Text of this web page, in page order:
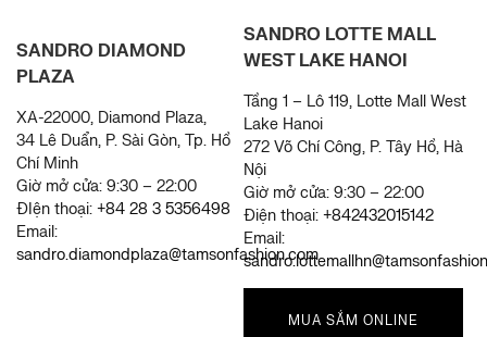
SANDRO LOTTE MALL
WEST LAKE HANOI
Tầng 1 – Lô 119, Lotte Mall West
Lake Hanoi
272 Võ Chí Công, P. Tây Hồ, Hà
Nội
Giờ mở cửa: 9:30 – 22:00
Điện thoại: +842432015142
Email:
MUA SẮM ONLINE
SANDRO DIAMOND
PLAZA
XA-22000, Diamond Plaza,
34 Lê Duẩn, P. Sài Gòn, Tp. Hồ
Chí Minh
Giờ mở cửa: 9:30 – 22:00
ĐIện thoại: +84 28 3 5356498
Email:
sandro.diamondplaza@tamsonfashion.com